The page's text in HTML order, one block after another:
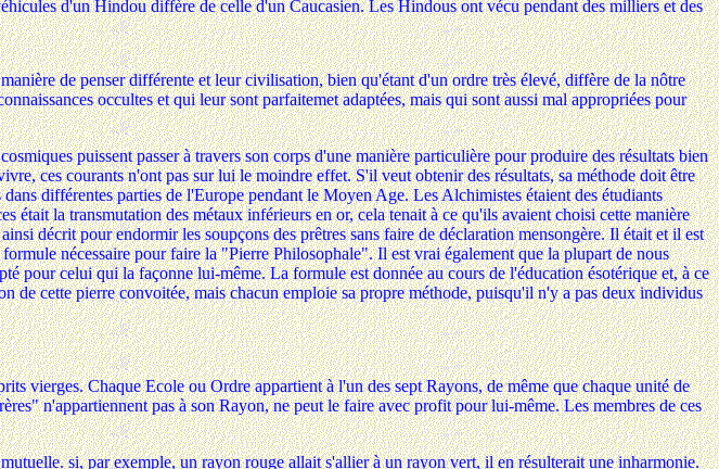
d'un Hindou diffère de celle d'un Caucasien. Les Hindous ont vécu pendant des milliers et des
de penser différente et leur civilisation, bien qu'étant d'un ordre très élevé, diffère de la nôtre
occultes et qui leur sont parfaitemet adaptées, mais qui sont aussi mal appropriées pour
puissent passer à travers son corps d'une manière particulière pour produire des résultats bien
ces courants n'ont pas sur lui le moindre effet. S'il veut obtenir des résultats, sa méthode doit être
différentes parties de l'Europe pendant le Moyen Age. Les Alchimistes étaient des étudiants
était la transmutation des métaux inférieurs en or, cela tenait à ce qu'ils avaient choisi cette manière
décrit pour endormir les soupçons des prêtres sans faire de déclaration mensongère. Il était et il est
nécessaire pour faire la "Pierre Philosophale". Il est vrai également que la plupart de nous
pour celui qui la façonne lui-même. La formule est donnée au cours de l'éducation ésotérique et, à ce
cette pierre convoitée, mais chacun emploie sa propre méthode, puisqu'il n'y a pas deux individus
vierges. Chaque Ecole ou Ordre appartient à l'un des sept Rayons, de même que chaque unité de
n'appartiennent pas à son Rayon, ne peut le faire avec profit pour lui-même. Les membres de ces
si, par exemple, un rayon rouge allait s'allier à un rayon vert, il en résulterait une inharmonie.